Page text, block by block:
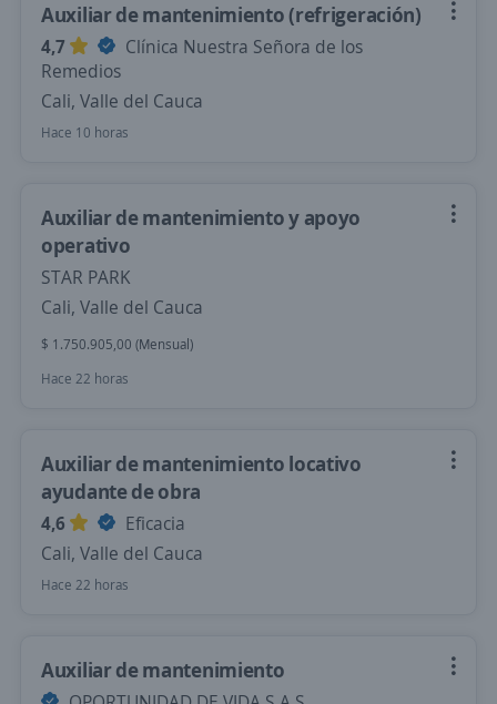
Auxiliar de mantenimiento (refrigeración)
4,7
Clínica Nuestra Señora de los
Remedios
Cali, Valle del Cauca
Hace 10 horas
Auxiliar de mantenimiento y apoyo
operativo
STAR PARK
Cali, Valle del Cauca
$ 1.750.905,00 (Mensual)
Hace 22 horas
Auxiliar de mantenimiento locativo
ayudante de obra
4,6
Eficacia
Cali, Valle del Cauca
Hace 22 horas
Auxiliar de mantenimiento